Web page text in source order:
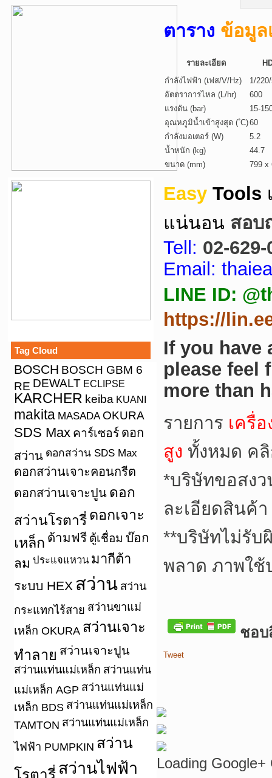
Tag Cloud
BOSCH BOSCH GBM 6
RE DEWALT ECLIPSE
KARCHER keiba KUANI
makita MASADA OKURA
SDS Max คาร์เซอร์ ดอก
สว่าน ดอกสว่าน SDS Max
ดอกสว่านเจาะคอนกรีต
ดอกสว่านเจาะปูน ดอก
สว่านโรตารี่ ดอกเจาะ
เหล็ก ด้ามฟรี ตู้เชื่อม บ๊อก
ลม ประแจแหวน มากีต้า
ระบบ HEX สว่าน สว่าน
กระแทกไร้สาย สว่านขาแม่
เหล็ก OKURA สว่านเจาะ
ทำลาย สว่านเจาะปูน
สว่านแท่นแม่เหล็ก สว่านแท่น
แม่เหล็ก AGP สว่านแท่นแม่
เหล็ก BDS สว่านแท่นแม่เหล็ก
TAMTON สว่านแท่นแม่เหล็ก
ไฟฟ้า PUMPKIN สว่าน
โรตารี่ สว่านไฟฟ้า
ตาราง ข้อมูล
รายละเอียด
กำลังไฟฟ้า (เฟส/V/Hz)
1/
อัตตราการไหล (L/hr)
600
แรงดัน (bar)
15-
อุณหภูมิน้ำเข้าสูงสุด ( ํC)60
กำลังมอเตอร์ (W)
5.2
น้ำหนัก (kg)
44.7
ขนาด (mm)
799 x
Easy Tools
แน่นอน สอบ
Tell: 02-629-
Email:
LINE ID:
https://
If you have
please feel
more than
รายการ เครื่
สูง ทั้งหมด ค
*บริษัทขอสงว
ละเอียดสินค้
**บริษัทไม่รับ
พลาด ภาพใ
ชอบ
Tweet
Loading